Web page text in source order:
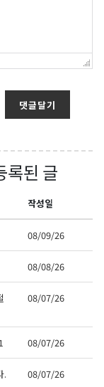
댓글달기
록된 글
작성일
08/09/26
08/08/26
08/07/26
08/07/26
. 08/07/26